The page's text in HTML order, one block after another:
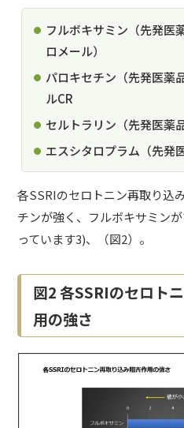
フルボキサミン（先発医
ロメール）
パロキセチン（先発医薬
ルCR
セルトラリン（先発医薬
エスシタロプラム（先発
各SSRIのセロトニン再取り込
チンが強く、フルボキサミン
っています3)、（図2）。
図2 各SSRIのセロト
用の強さ